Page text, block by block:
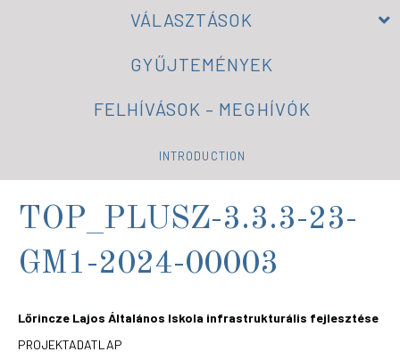
VÁLASZTÁSOK
GYŰJTEMÉNYEK
FELHÍVÁSOK – MEGHÍVÓK
INTRODUCTION
TOP_PLUSZ-3.3.3-23-
GM1-2024-00003
Lőrincze Lajos Általános Iskola infrastrukturális fejlesztése
PROJEKTADATLAP